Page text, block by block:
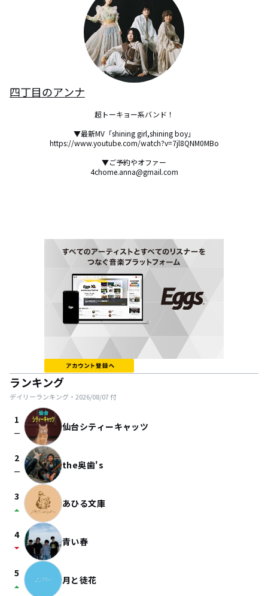
四丁目のアンナ
超トーキョー系バンド！
▼最新MV「shining girl,shining boy」
https://www.youtube.com/watch?v=7jl8QNM0MBo
▼ご予約やオファー
4chome.anna@gmail.com
ランキング
デイリーランキング・ 2026/08/07付
1
check_indeterminate_small 仙台シティーキャッツ
2
check_indeterminate_small the奥歯's
3
arrow_drop_up あひる文庫
4
arrow_drop_down 青い春
5
arrow_drop_up 月と徒花